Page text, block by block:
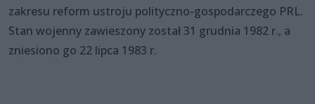
zakresu reform ustroju polityczno-gospodarczego PRL.
Stan wojenny zawieszony został 31 grudnia 1982 r., a
zniesiono go 22 lipca 1983 r.